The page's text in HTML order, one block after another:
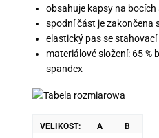
obsahuje kapsy na bocích
spodní část je zakončena
elastický pas se
materiálové složení: 65 %
spandex
VELIKOST: A B